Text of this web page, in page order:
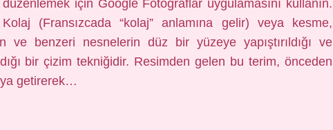
düzenlemek için Google Fotoğraflar uygulamasını kullanın.
(Fransızcada “kolaj” anlamına gelir) veya kesme,
ve benzeri nesnelerin düz bir yüzeye yapıştırıldığı ve
bir çizim tekniğidir. Resimden gelen bu terim, önceden
getirerek…